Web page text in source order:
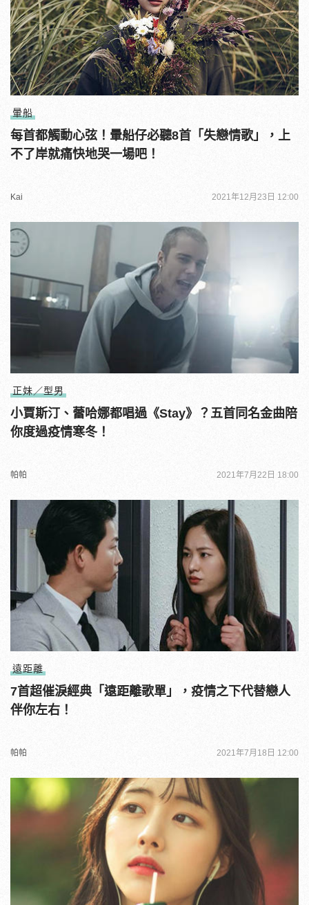
暈船
每首都觸動心弦！暈船仔必聽8首「失戀情歌」，上
不了岸就痛快地哭一場吧！
Kai 2021年12月23日 12:00
正妹／型男
小賈斯汀、蕾哈娜都唱過《Stay》？五首同名金曲陪
你度過疫情寒冬！
帕帕 2021年7月22日 18:00
遠距離
7首超催淚經典「遠距離歌單」，疫情之下代替戀人
伴你左右！
帕帕 2021年7月18日 12:00